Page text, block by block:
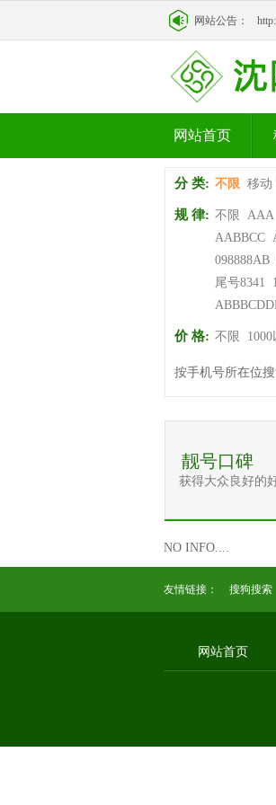
网站公告：
网站首页
分 类: 不限 移动
规 律: 不限 AAA
AABBCC
098888AB
尾号8341
价 格: 不限
按手机号所在位
靓号口碑
获得大众良好的
NO INFO....
友情链接： 搜狗搜索
网站首页